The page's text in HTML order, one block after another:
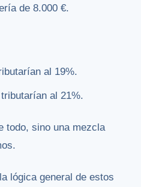
de 8.000 €.
al 19%.
al 21%.
todo, sino una mezcla
lógica general de estos